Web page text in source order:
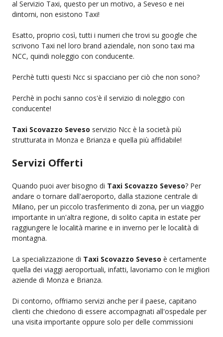
al Servizio Taxi, questo per un motivo, a Seveso e nei
dintorni, non esistono Taxi!
Esatto, proprio così, tutti i numeri che trovi su google che
scrivono Taxi nel loro brand aziendale, non sono taxi ma
NCC, quindi noleggio con conducente.
Perchè tutti questi Ncc si spacciano per ciò che non sono?
Perchè in pochi sanno cos'è il servizio di noleggio con
conducente!
Taxi Scovazzo Seveso servizio Ncc è la società più
strutturata in Monza e Brianza e quella più affidabile!
Servizi Offerti
Quando puoi aver bisogno di Taxi Scovazzo Seveso? Per
andare o tornare dall'aeroporto, dalla stazione centrale di
Milano, per un piccolo trasferimento di zona, per un viaggio
importante in un'altra regione, di solito capita in estate per
raggiungere le località marine e in inverno per le località di
montagna.
La specializzazione di Taxi Scovazzo Seveso è certamente
quella dei viaggi aeroportuali, infatti, lavoriamo con le migliori
aziende di Monza e Brianza.
Di contorno, offriamo servizi anche per il paese, capitano
clienti che chiedono di essere accompagnati all'ospedale per
una visita importante oppure solo per delle commissioni